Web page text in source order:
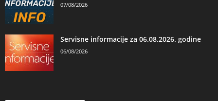
07/08/2026
Servisne informacije za 06.08.2026. godine
06/08/2026